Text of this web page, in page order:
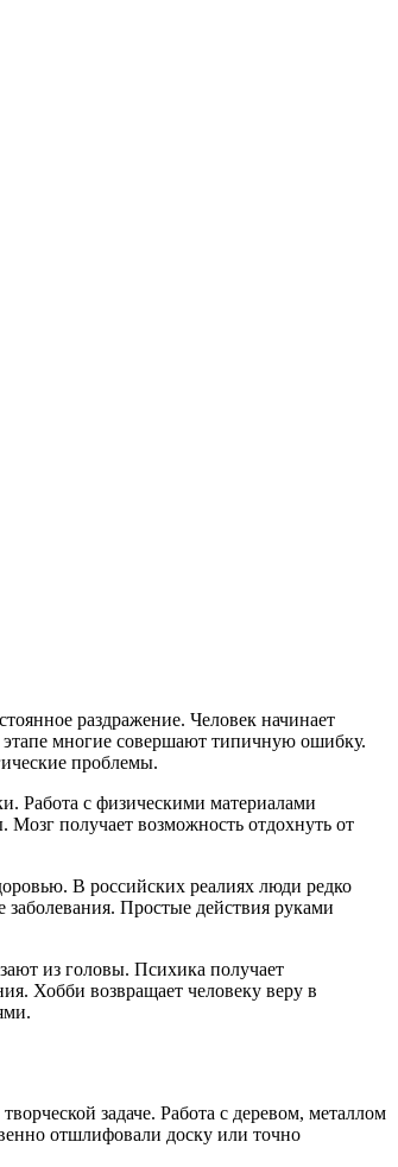
раздражение. Человек начинает
этапе многие совершают типичную ошибку.
проблемы.
Работа с физическими материалами
Мозг получает возможность отдохнуть от
В российских реалиях люди редко
заболевания. Простые действия руками
из головы. Психика получает
Хобби возвращает человеку веру в
задаче. Работа с деревом, металлом
отшлифовали доску или точно